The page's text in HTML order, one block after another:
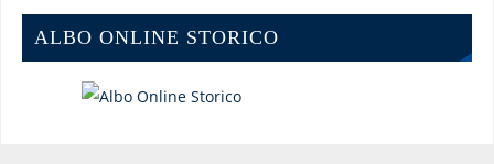
ALBO ONLINE STORICO